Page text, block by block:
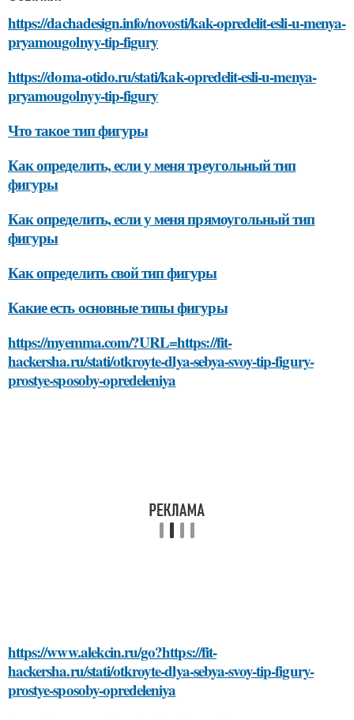
https://dachadesign.info/novosti/kak-opredelit-esli-u-menya-
pryamougolnyy-tip-figury
https://doma-otido.ru/stati/kak-opredelit-esli-u-menya-
pryamougolnyy-tip-figury
Что такое тип фигуры
Как определить, если у меня треугольный тип
фигуры
Как определить, если у меня прямоугольный тип
фигуры
Как определить свой тип фигуры
Какие есть основные типы фигуры
https://myemma.com/?URL=https://fit-
hackersha.ru/stati/otkroyte-dlya-sebya-svoy-tip-figury-
prostye-sposoby-opredeleniya
https://www.alekcin.ru/go?https://fit-
hackersha.ru/stati/otkroyte-dlya-sebya-svoy-tip-figury-
prostye-sposoby-opredeleniya